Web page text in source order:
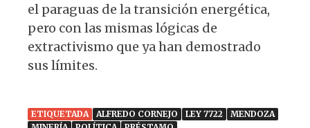
el paraguas de la transición energética,
pero con las mismas lógicas de
extractivismo que ya han demostrado
sus límites.
ETIQUETADA ALFREDO CORNEJO LEY 7722
MENDOZA